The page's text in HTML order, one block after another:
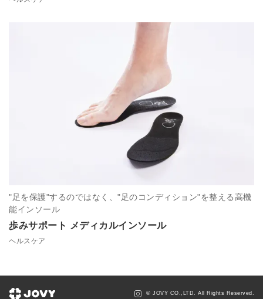
歩みサポート メディカルインソール
"足を保護"するのではなく、"足のコンディション"を整える高機
能インソール
ヘルスケア
© JOVY CO.,LTD. All Rights Reserved.